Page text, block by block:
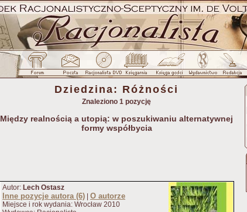
Dziedzina: Różności
Znaleziono 1 pozycję
Między realnością a utopią: w poszukiwaniu alternatywnej
formy współbycia
Autor: Lech Ostasz
Inne pozycje autora (6) O autorze
Miejsce i rok wydania: Wrocław 2010